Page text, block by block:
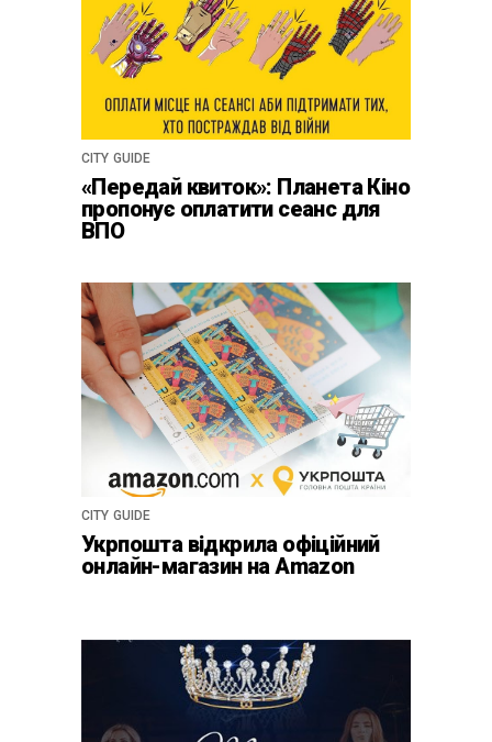
CITY GUIDE
«Передай квиток»: Планета Кіно
пропонує оплатити сеанс для
ВПО
CITY GUIDE
Укрпошта відкрила офіційний
онлайн-магазин на Amazon